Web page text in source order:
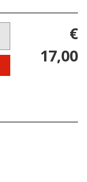
€
17,00